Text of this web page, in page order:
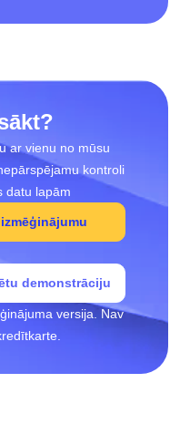
ar vienu no mūsu
kontroli
datu lapām
demonstrāciju
versija. Nav